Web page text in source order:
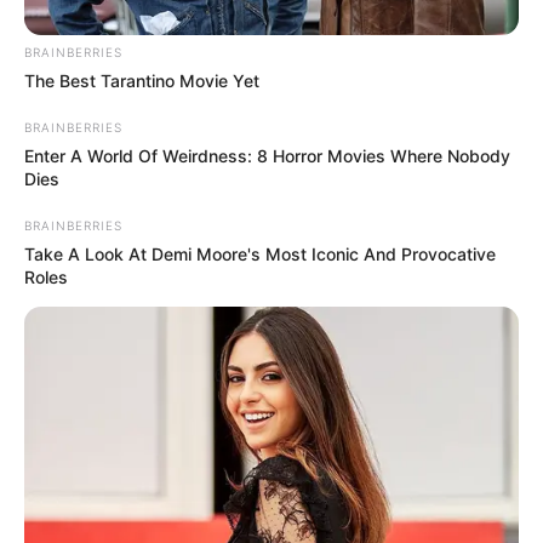
Barranquilla, Santa Marta, Riohacha, Turbo y el
archipiélago de San Andrés y Providencia, donde se
prevén condiciones marítimas adversas por la
intensificación de los vientos alisios.
LEA TAMBIÉN
Alcaldía de Cartagena solicita
transferencia de administración en
3 lugares emblemáticos de la
BRAINBERRIES
The Best Tarantino Movie Yet
BRAINBERRIES
Enter A World Of Weirdness: 8 Horror Movies Where Nobody
Dies
BRAINBERRIES
Take A Look At Demi Moore's Most Iconic And Provocative
Roles